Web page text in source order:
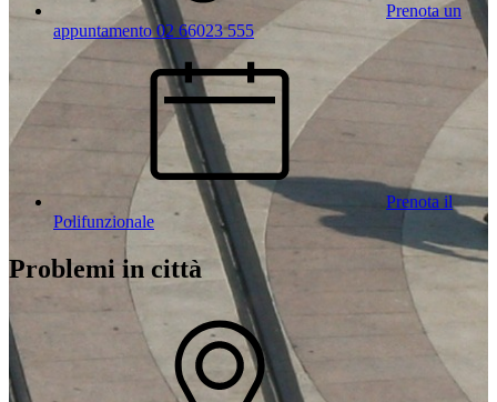
Prenota un
appuntamento 02 66023 555
Prenota il
Polifunzionale
Problemi in città